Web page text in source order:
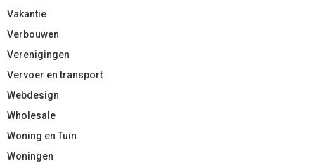
Vakantie
Verbouwen
Verenigingen
Vervoer en transport
Webdesign
Wholesale
Woning en Tuin
Woningen